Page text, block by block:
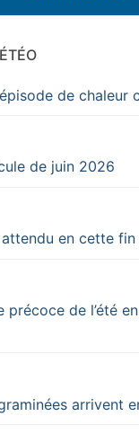
de chaleur
de juin 2026
en cette fin
précoce de l’été
arrivent